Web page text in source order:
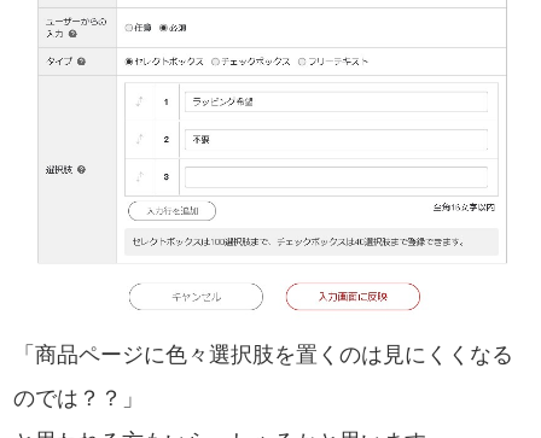
「商品ページに色々選択肢を置くのは見にくくなる
のでは？？」